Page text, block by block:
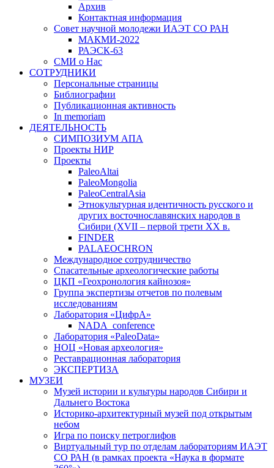
Архив
Контактная информация
Совет научной молодежи ИАЭТ СО РАН
МАКМИ-2022
РАЭСК-63
СМИ о Нас
СОТРУДНИКИ
Персональные страницы
Библиографии
Публикационная активность
In memoriam
ДЕЯТЕЛЬНОСТЬ
СИМПОЗИУМ АПА
Проекты НИР
Проекты
PaleoAltai
PaleoMongolia
PaleoCentralAsia
Этнокультурная идентичность русского и
других восточнославянских народов в
Сибири (XVII – первой трети ХХ в.
FINDER
PALAEOCHRON
Международное сотрудничество
Спасательные археологические работы
ЦКП «Геохронология кайнозоя»
Группа экспертизы отчетов по полевым
исследованиям
Лаборатория «ЦифрА»
NADA_conference
Лаборатория «PaleoData»
НОЦ «Новая археология»
Реставрационная лаборатория
ЭКСПЕРТИЗА
МУЗЕИ
Музей истории и культуры народов Сибири и
Дальнего Востока
Историко-архитектурный музей под открытым
небом
Игра по поиску петроглифов
Виртуальный тур по отделам лабораториям ИАЭТ
СО РАН (в рамках проекта «Наука в формате